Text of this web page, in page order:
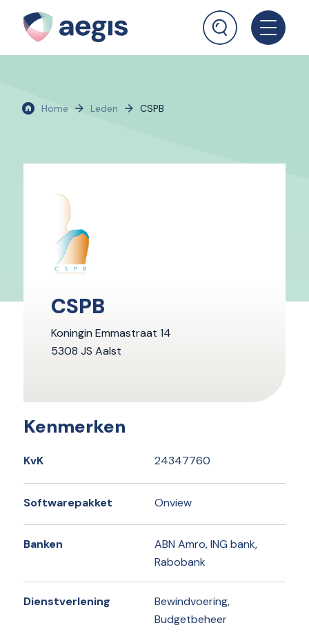
Home Leden CSPB
CSPB
Koningin Emmastraat 14
5308 JS Aalst
Kenmerken
KvK 24347760
Softwarepakket Onview
Banken
ABN Amro, ING bank,
Rabobank
Dienstverlening
Bewindvoering,
Budgetbeheer